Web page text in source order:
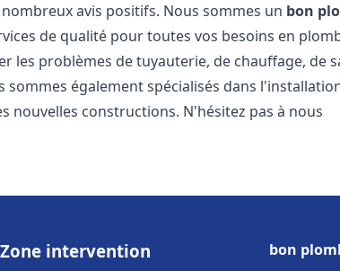
avis positifs. Nous sommes un bon
de qualité pour toutes vos besoins en
les problèmes de tuyauterie, de chauffage, de
sommes également spécialisés dans
nouvelles constructions. N'hésitez pas à nous
Zone intervention bon